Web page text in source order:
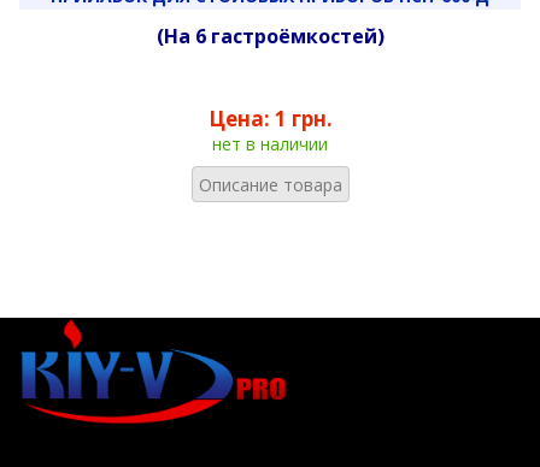
(На 6 гастроёмкостей)
Цена: 1 грн.
нет в наличии
Описание товара